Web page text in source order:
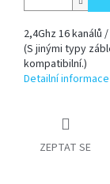
PŘÍSLUŠENSTVÍ
FOTOSTUDIO
KAZOVÉ
ZBOŽÍ
2,4Ghz 16 kanálů
(S jinými typy
kompatibilní.)
Detailní informace
ZEPTAT SE